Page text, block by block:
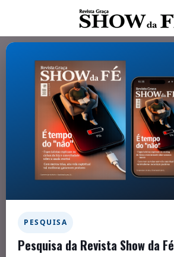
PESQUISA
Pesquisa da Revista Show da Fé
Família – 258
01/01/2021